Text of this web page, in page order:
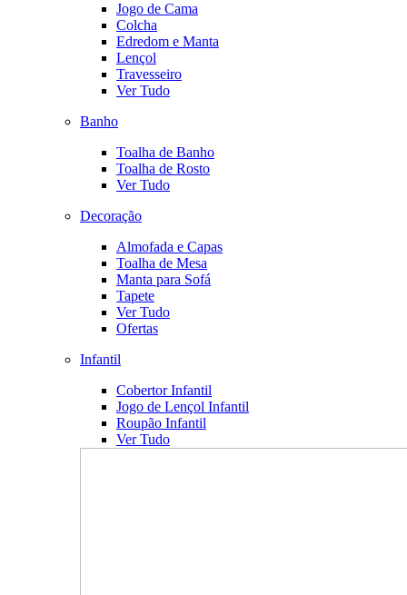
Jogo de Cama
Colcha
Edredom e Manta
Lençol
Travesseiro
Ver Tudo
Banho
Toalha de Banho
Toalha de Rosto
Ver Tudo
Decoração
Almofada e Capas
Toalha de Mesa
Manta para Sofá
Tapete
Ver Tudo
Ofertas
Infantil
Cobertor Infantil
Jogo de Lençol Infantil
Roupão Infantil
Ver Tudo